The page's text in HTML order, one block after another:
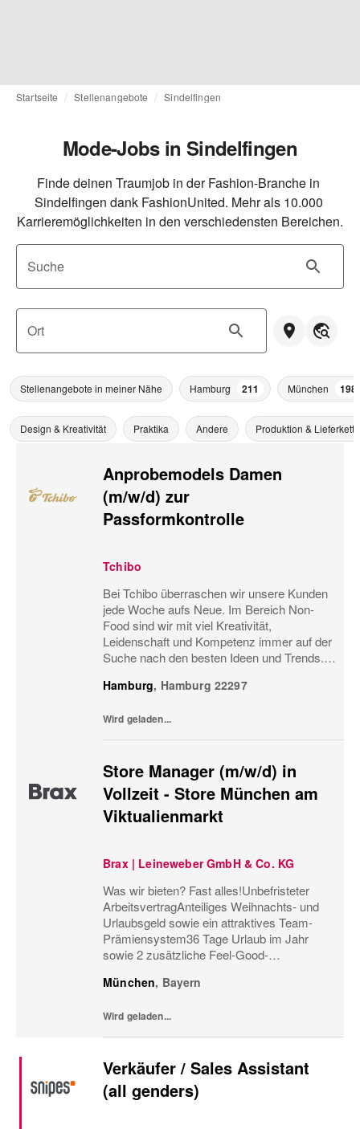
Startseite Stellenangebote Sindelfingen
Mode-Jobs in Sindelfingen
Finde deinen Traumjob in der Fashion-Branche in
Sindelfingen dank FashionUnited. Mehr als 10.000
Karrieremöglichkeiten in den verschiedensten Bereichen.
Suche
Ort
Stellenangebote in meiner Nähe Hamburg 211 München 198
Design & Kreativität Praktika Andere Produktion & Lieferkette
Anprobemodels Damen
(m/w/d) zur
Passformkontrolle
Tchibo
Bei Tchibo überraschen wir unsere Kunden
jede Woche aufs Neue. Im Bereich Non-
Food sind wir mit viel Kreativität,
Leidenschaft und Kompetenz immer auf der
Suche nach den besten Ideen und Trends.
besser machen und ständig
Hamburg, Hamburg 22297
Wird geladen...
Store Manager (m/w/d) in
Vollzeit - Store München am
Viktualienmarkt
Brax | Leineweber GmbH & Co. KG
Was wir bieten? Fast alles!Unbefristeter
ArbeitsvertragAnteiliges Weihnachts- und
Urlaubsgeld sowie ein attraktives Team-
Prämiensystem36 Tage Urlaub im Jahr
sowie 2 zusätzliche Feel-Good-
Personaleinsatzplanung und eine
60%...
München, Bayern
Wird geladen...
Verkäufer / Sales Assistant
(all genders)